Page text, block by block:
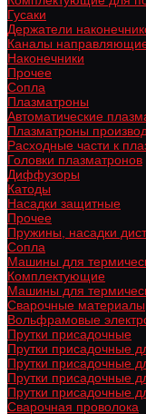
Гусаки
Держатели
Каналы
Наконечники
Прочее
Сопла
Плазматроны
Автоматические
Плазматроны
Расходные части к
Головки плазматронов
Диффузоры
Катоды
Насадки защитные
Прочее
Пружины, насадки
Сопла
Машины для
Комплектующие
Машины для
Сварочные материалы
Вольфрамовые
Прутки присадочные
Прутки присадочные
Прутки присадочные
Прутки присадочные
Прутки присадочные
Сварочная проволока